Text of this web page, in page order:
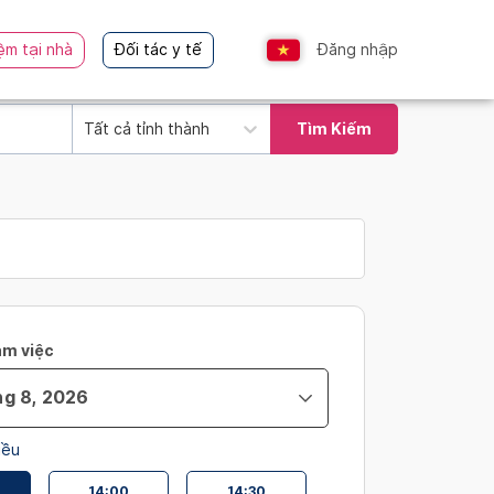
tại nhà Đối tác y tế Đăng nhập
Tất cả tỉnh thành Tìm Kiếm
việc